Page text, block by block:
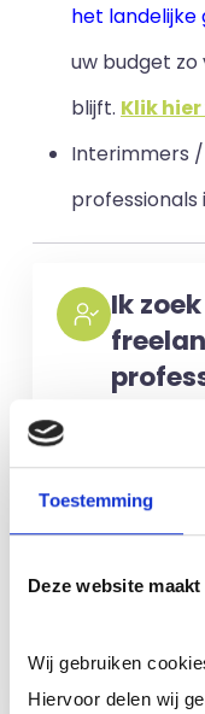
Toestemming
Deze website
Wij gebruiken
Hiervoor delen wij
het landelijke
uw budget zo
blijft. Klik
Interimmers
professionals
Ik
No
alleen
Meer